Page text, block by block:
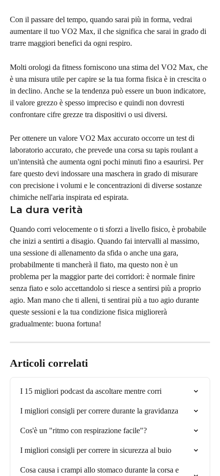
Con il passare del tempo, quando sarai più in forma, vedrai
aumentare il tuo VO2 Max, il che significa che sarai in grado di
trarre maggiori benefici da ogni respiro.
Molti orologi da fitness forniscono una stima del VO2 Max, che
è una misura utile per capire se la tua forma fisica è in crescita o
in declino. Anche se la tendenza può essere un buon indicatore,
il valore grezzo è spesso impreciso e quindi non dovresti
confrontare cifre grezze tra dispositivi o usi diversi.
Per ottenere un valore VO2 Max accurato occorre un test di
laboratorio accurato, che prevede una corsa su tapis roulant a
un'intensità che aumenta ogni pochi minuti fino a esaurirsi. Per
fare questo devi indossare una maschera in grado di misurare
con precisione i volumi e le concentrazioni di diverse sostanze
chimiche nell'aria inspirata ed espirata.
La dura verità
Quando corri velocemente o ti sforzi a livello fisico, è probabile
che inizi a sentirti a disagio. Quando fai intervalli al massimo,
una sessione di allenamento da sfida o anche una gara,
probabilmente ti mancherà il fiato, ma questo non è un
problema per la maggior parte dei corridori: è normale finire
senza fiato e solo accettandolo si riesce a sentirsi più a proprio
agio. Man mano che ti alleni, ti sentirai più a tuo agio durante
queste sessioni e la tua condizione fisica migliorerà
gradualmente: buona fortuna!
Articoli correlati
I 15 migliori podcast da ascoltare mentre corri
I migliori consigli per correre durante la gravidanza
Cos'è un "ritmo con respirazione facile"?
I migliori consigli per correre in sicurezza al buio
Cosa causa i crampi allo stomaco durante la corsa e